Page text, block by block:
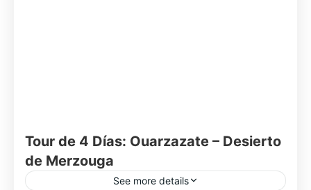
Tour de 4 Días: Ouarzazate – Desierto
de Merzouga
See more details